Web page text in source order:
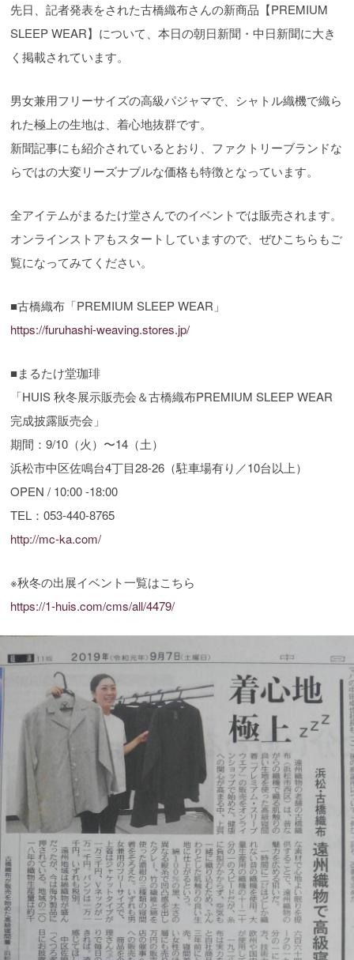
先日、記者発表をされた古橋織布さんの新商品【PREMIUM
SLEEP WEAR】について、本日の朝日新聞・中日新聞に大き
く掲載されています。
男女兼用フリーサイズの高級パジャマで、シャトル織機で織ら
れた極上の生地は、着心地抜群です。
新聞記事にも紹介されているとおり、ファクトリーブランドな
らではの大変リーズナブルな価格も特徴となっています。
全アイテムがまるたけ堂さんでのイベントでは販売されます。
オンラインストアもスタートしていますので、ぜひこちらもご
覧になってみてください。
■古橋織布「PREMIUM SLEEP WEAR」
https://furuhashi-weaving.stores.jp/
■まるたけ堂珈琲
「HUIS 秋冬展示販売会＆古橋織布PREMIUM SLEEP WEAR
完成披露販売会」
期間：9/10（火）〜14（土）
浜松市中区佐鳴台4丁目28-26（駐車場有り／10台以上）
OPEN / 10:00 -18:00
TEL：053-440-8765
http://mc-ka.com/
※秋冬の出展イベント一覧はこちら
https://1-huis.com/cms/all/4479/